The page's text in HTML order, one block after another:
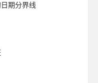
期分界线